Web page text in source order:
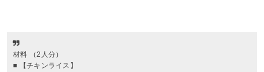
材料 （2人分）
■ 【チキンライス】